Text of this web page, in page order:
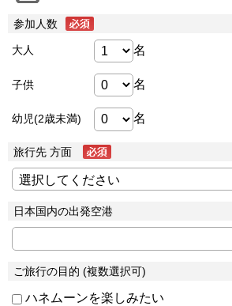
参加人数
大人 名
子供 名
幼児(2歳未満) 名
旅行先 方面
日本国内の出発空港
ご旅行の目的 (複数選択可)
ハネムーンを楽しみたい